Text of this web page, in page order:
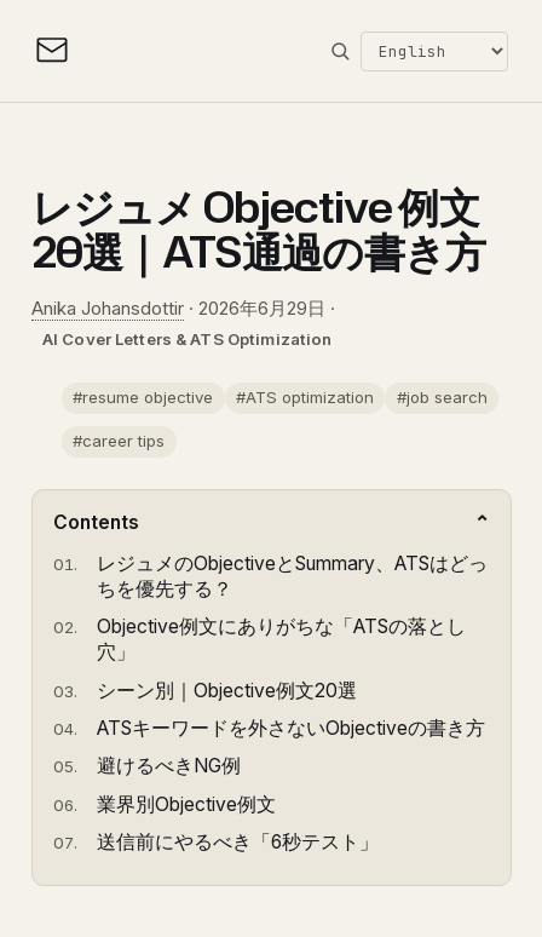
レジュメ Objective 例文
20選｜ATS通過の書き方
Anika Johansdottir· 2026年6月29日 ·
AI Cover Letters & ATS Optimization
#resume objective #ATS optimization #job search
#career tips
Contents
レジュメのObjectiveとSummary、ATSはどっ
ちを優先する？
Objective例文にありがちな「ATSの落とし
穴」
シーン別｜Objective例文20選
ATSキーワードを外さないObjectiveの書き方
避けるべきNG例
業界別Objective例文
送信前にやるべき「6秒テスト」